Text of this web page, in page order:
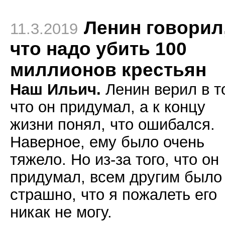
11.3.2019 Ленин
что надо убить 100
миллионов крестьян
Наш Ильич. Ленин верил в
что он придумал, а к концу
жизни понял, что ошибался.
Наверное, ему было очень
тяжело. Но из-за того, что он
придумал, всем другим было
страшно, что я пожалеть его
никак не могу.